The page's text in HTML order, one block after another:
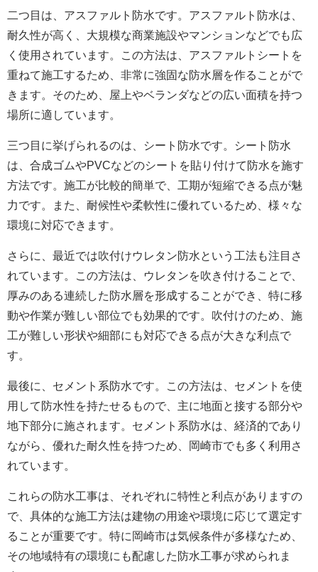
二つ目は、アスファルト防水です。アスファルト防水は、
耐久性が高く、大規模な商業施設やマンションなどでも広
く使用されています。この方法は、アスファルトシートを
重ねて施工するため、非常に強固な防水層を作ることがで
きます。そのため、屋上やベランダなどの広い面積を持つ
場所に適しています。
三つ目に挙げられるのは、シート防水です。シート防水
は、合成ゴムやPVCなどのシートを貼り付けて防水を施す
方法です。施工が比較的簡単で、工期が短縮できる点が魅
力です。また、耐候性や柔軟性に優れているため、様々な
環境に対応できます。
さらに、最近では吹付けウレタン防水という工法も注目さ
れています。この方法は、ウレタンを吹き付けることで、
厚みのある連続した防水層を形成することができ、特に移
動や作業が難しい部位でも効果的です。吹付けのため、施
工が難しい形状や細部にも対応できる点が大きな利点で
す。
最後に、セメント系防水です。この方法は、セメントを使
用して防水性を持たせるもので、主に地面と接する部分や
地下部分に施されます。セメント系防水は、経済的であり
ながら、優れた耐久性を持つため、岡崎市でも多く利用さ
れています。
これらの防水工事は、それぞれに特性と利点がありますの
で、具体的な施工方法は建物の用途や環境に応じて選定す
ることが重要です。特に岡崎市は気候条件が多様なため、
その地域特有の環境にも配慮した防水工事が求められま